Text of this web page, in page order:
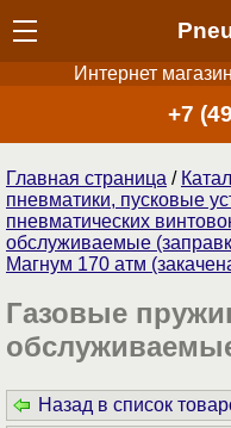
Интернет
+7
Главная страница /
пневматики, пусковые
пневматических
обслуживаемые
Магнум 170 атм
Газовые
Назад в список